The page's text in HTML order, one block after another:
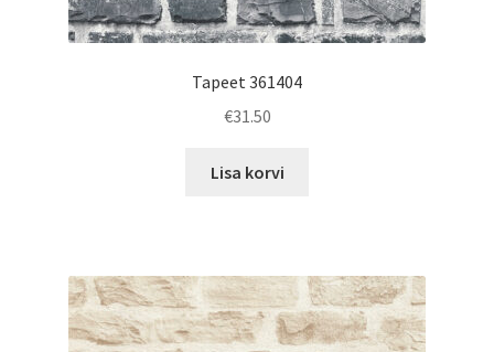
Tapeet 361404
€31.50
Lisa korvi